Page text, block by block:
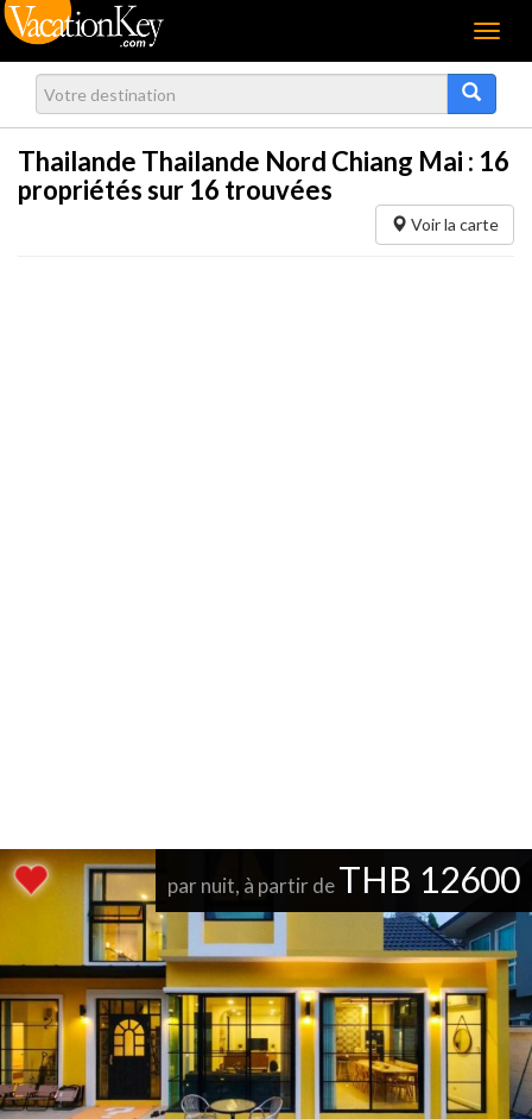
Menu
Thailande Thailande Nord Chiang Mai : 16
propriétés sur 16 trouvées
Voir la carte
par nuit, à partir deTHB 12600